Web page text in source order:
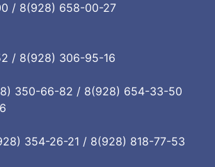
/ 8(928) 658-00-27
/ 8(928) 306-95-16
350-66-82 / 8(928) 654-33-50
354-26-21 / 8(928) 818-77-53